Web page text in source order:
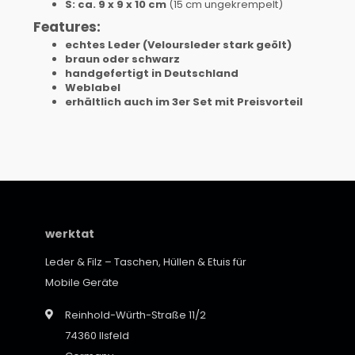
S: ca. 9 x 9 x 10 cm (15 cm ungekrempelt)
Features:
echtes Leder (Veloursleder stark geölt)
braun oder schwarz
handgefertigt in Deutschland
Weblabel
erhältlich auch im 3er Set mit Preisvorteil
werktat
Leder & Filz – Taschen, Hüllen & Etuis für
Mobile Geräte
Reinhold-Würth-Straße 11/2
74360 Ilsfeld